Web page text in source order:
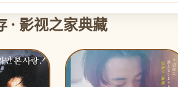
· 影视之家典藏